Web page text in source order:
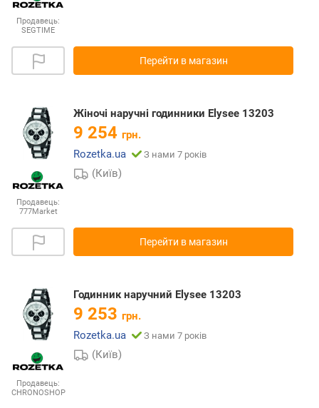
Продавець:
SEGTIME
Перейти в магазин
Продавець:
777Market
Жіночі наручні годинники Elysee 13203
9 254 грн.
Rozetka.ua
З нами 7 років
(Київ)
Перейти в магазин
Продавець:
CHRONOSHOP
Годинник наручний Elysee 13203
9 253 грн.
Rozetka.ua
З нами 7 років
(Київ)